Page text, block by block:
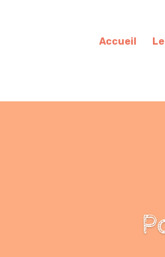
Accueil